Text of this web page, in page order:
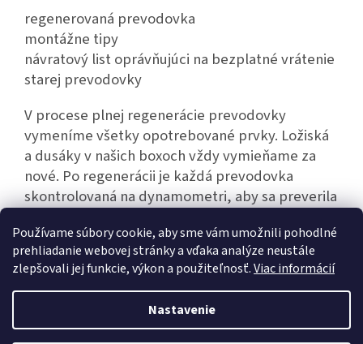
Používame súbory cookie, aby sme vám umožnili pohodlné
prehliadanie webovej stránky a vďaka analýze neustále
zlepšovali jej funkcie, výkon a použiteľnosť.Viac informácií
Nastavenie
regenerovaná prevodovka
montážne tipy
návratový list oprávňujúci na bezplatné vrátenie
starej prevodovky
V procese plnej regenerácie prevodovky
vymeníme všetky opotrebované prvky. Ložiská
a dusáky v našich boxoch vždy vymieňame za
nové. Po regenerácii je každá prevodovka
skontrolovaná na dynamometri, aby sa preverila
Vytvoril Shoptet